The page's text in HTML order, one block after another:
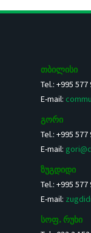
თბილისი
Tel.: +995 577
E-mail:
გორი
Tel.: +995 577
E-mail:
ზუგდიდი
Tel.: +995 577
E-mail:
სოფ. რუხი